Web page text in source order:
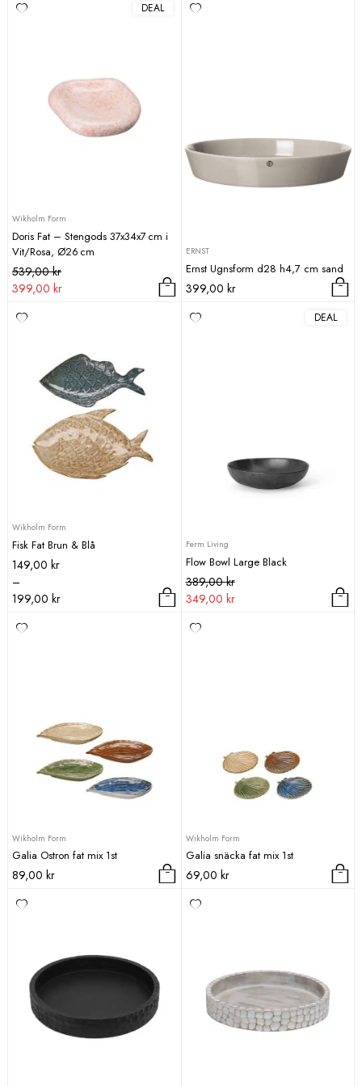
var:
är:
DEAL
Wikholm Form
Doris Fat – Stengods 37x34x7 cm i
Vit/Rosa, Ø26 cm
539,00kr
Det
ursprungliga
var:
399,00 kr
Det
nuvarande
är:
ERNST
Ernst Ugnsform d28 h4,7 cm sand
399,00 kr
Wikholm Form
Fisk Fat Brun & Blå
149,00 kr
–
199,00 kr
Prisintervall:
149,00 kr
till
här
DEAL
Ferm Living
Flow Bowl Large Black
389,00kr
Det
ursprungliga
var:
349,00 kr
Det
nuvarande
är:
Wikholm Form
Galia Ostron fat mix 1st
89,00 kr
Wikholm Form
Galia snäcka fat mix 1st
69,00 kr